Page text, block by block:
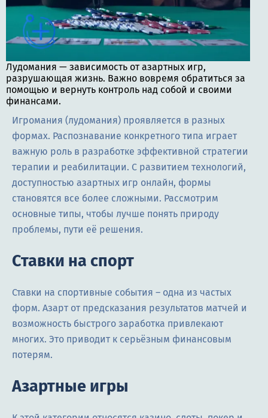
Лудомания — зависимость от азартных игр,
разрушающая жизнь. Важно вовремя обратиться за
помощью и вернуть контроль над собой и своими
финансами.
Игромания (лудомания) проявляется в разных
формах. Распознавание конкретного типа играет
важную роль в разработке эффективной стратегии
терапии и реабилитации. С развитием технологий,
доступностью азартных игр онлайн, формы
становятся все более сложными. Рассмотрим
основные типы, чтобы лучше понять природу
проблемы, пути её решения.
Ставки на спорт
Ставки на спортивные события – одна из частых
форм. Азарт от предсказания результатов матчей и
возможность быстрого заработка привлекают
многих. Это приводит к серьёзным финансовым
потерям.
Азартные игры